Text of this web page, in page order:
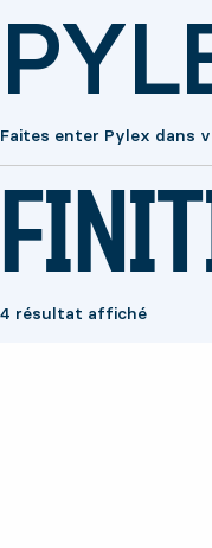
Faites enter Pylex dans
4 résultat affiché